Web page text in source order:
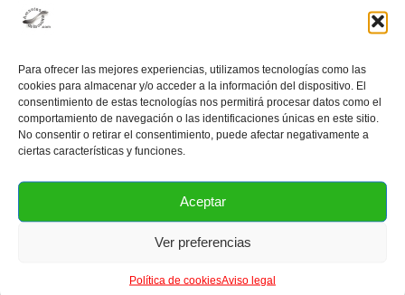
Para ofrecer las mejores experiencias, utilizamos tecnologías como las
cookies para almacenar y/o acceder a la información del dispositivo. El
consentimiento de estas tecnologías nos permitirá procesar datos como el
comportamiento de navegación o las identificaciones únicas en este sitio.
No consentir o retirar el consentimiento, puede afectar negativamente a
ciertas características y funciones.
Aceptar
Ver preferencias
Política de cookiesAviso legal
Añade en tres tandas, la harina de trigo, el polvo de
hornear, el bicarbonato de sodio y la sal
previamente tamizados e intercala con las 3
ingredientes estén un poco integrados.
Ahora con la ayuda de una espátula o dedo mágico